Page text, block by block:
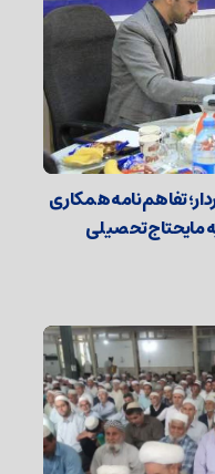
تفاهم نامه همکاری
مایحتاج تحصیلی